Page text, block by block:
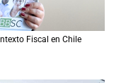
Fiscal en Chile